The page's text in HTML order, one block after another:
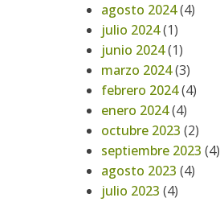
agosto 2024(4)
julio 2024(1)
junio 2024(1)
marzo 2024(3)
febrero 2024(4)
enero 2024(4)
octubre 2023 (2)
septiembre 2023 (4)
agosto 2023 (4)
julio 2023 (4)